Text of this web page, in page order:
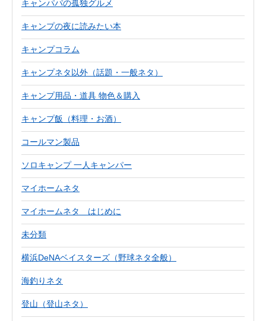
キャンパパの孤独グルメ
キャンプの夜に読みたい本
キャンプコラム
キャンプネタ以外（話題・一般ネタ）
キャンプ用品・道具 物色＆購入
キャンプ飯（料理・お酒）
コールマン製品
ソロキャンプ 一人キャンパー
マイホームネタ
マイホームネタ はじめに
未分類
横浜DeNAベイスターズ（野球ネタ全般）
海釣りネタ
登山（登山ネタ）